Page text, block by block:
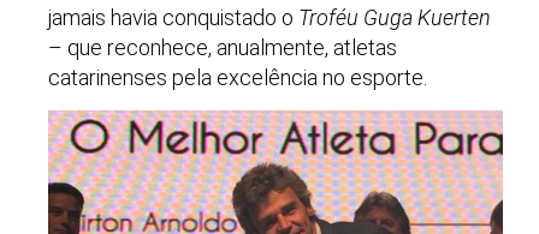
jamais havia conquistado o Troféu Guga Kuerten
– que reconhece, anualmente, atletas
catarinenses pela excelência no esporte.